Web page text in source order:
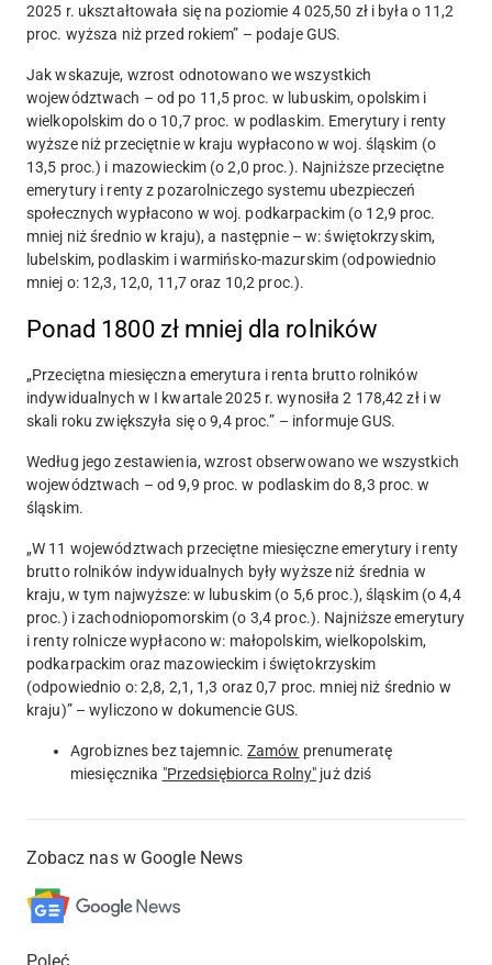
2025 r. ukształtowała się na poziomie 4 025,50 złi była o 11,2
proc. wyższa niż przed rokiem” – podaje GUS.
Jak wskazuje, wzrost odnotowano we wszystkich
województwach – od po 11,5 proc. w lubuskim, opolskim i
wielkopolskim do o 10,7 proc. w podlaskim. Emerytury i renty
wyższe niż przeciętnie w kraju wypłacono w woj. śląskim (o
13,5 proc.) i mazowieckim (o 2,0 proc.). Najniższe przeciętne
emerytury i renty z pozarolniczego systemu ubezpieczeń
społecznych wypłacono w woj. podkarpackim (o 12,9 proc.
mniej niż średnio w kraju), a następnie – w: świętokrzyskim,
lubelskim, podlaskim i warmińsko-mazurskim (odpowiednio
mniej o: 12,3, 12,0, 11,7 oraz 10,2 proc.).
Ponad 1800 zł mniej dla rolników
„Przeciętna miesięczna emerytura i renta brutto rolników
indywidualnych w I kwartale 2025 r. wynosiła 2 178,42 złi w
skali roku zwiększyła się o 9,4 proc.” – informuje GUS.
Według jego zestawienia, wzrost obserwowano we wszystkich
województwach – od 9,9 proc. w podlaskim do 8,3 proc. w
śląskim.
„W 11 województwach przeciętne miesięczne emerytury i renty
brutto rolników indywidualnych były wyższe niż średnia w
kraju, w tym najwyższe: w lubuskim (o 5,6 proc.), śląskim (o 4,4
proc.) i zachodniopomorskim (o 3,4 proc.). Najniższe emerytury
i renty rolnicze wypłacono w: małopolskim, wielkopolskim,
podkarpackim oraz mazowieckim i świętokrzyskim
(odpowiednio o: 2,8, 2,1, 1,3 oraz 0,7 proc. mniej niż średnio w
kraju)” – wyliczono w dokumencie GUS.
Agrobiznes bez tajemnic. Zamów prenumeratę
miesięcznika "Przedsiębiorca Rolny" już dziś
Zobacz nas w Google News